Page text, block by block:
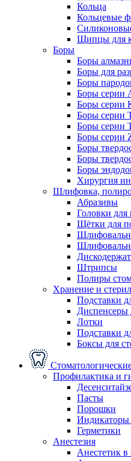
Кольца
Кольцевые
Щипцы для
Боры
Боры
Боры для
Боры
Боры серии
Боры серии
Боры серии
Боры серии
Боры серии
Боры
Боры
Боры
Хирургия
Шлифовка,
Абразивы
Головки для
Щётки для
Штрипсы
Полиры
Хранение и
Подставки
Диспенсеры
Лотки
Подставки
Боксы для
Профилактика и
Пасты
Порошки
Индикаторы
Герметики
Анестезия
Анестетик в